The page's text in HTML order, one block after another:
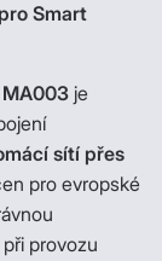
Smart
MA003 je
sítí přes
pro evropské
provozu